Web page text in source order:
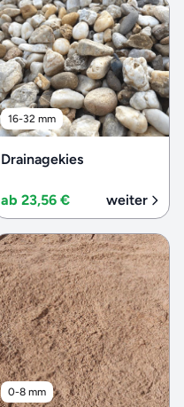
16-32 mm
Drainagekies
ab 23,56 € weiter
0-8 mm